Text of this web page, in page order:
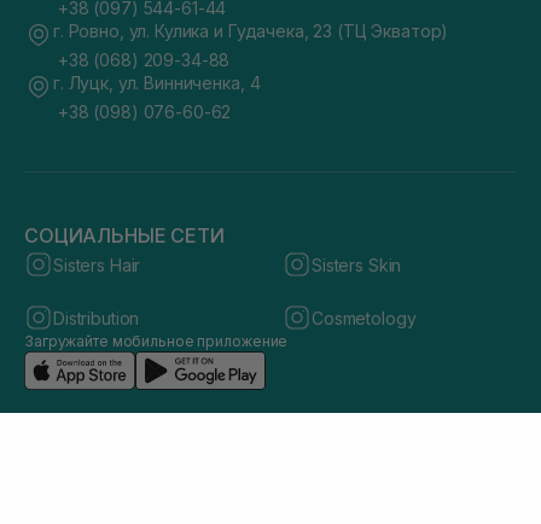
+38 (097) 544-61-44
г. Ровно, ул. Кулика и Гудачека, 23 (ТЦ Экватор)
+38 (068) 209-34-88
г. Луцк, ул. Винниченка, 4
+38 (098) 076-60-62
СОЦИАЛЬНЫЕ СЕТИ
Sisters Hair Sisters Skin
Distribution Cosmetology
Загружайте мобильное приложение